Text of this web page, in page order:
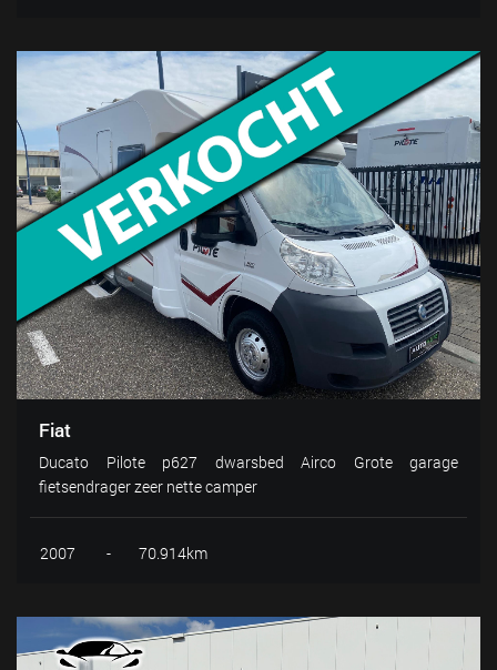
Fiat
Ducato Pilote p627 dwarsbed Airco Grote garage
fietsendrager zeer nette camper
2007 - 70.914km